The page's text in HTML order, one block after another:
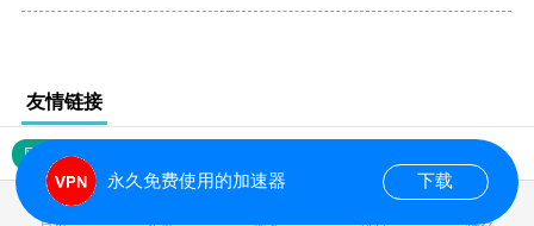
友情链接
网站地图
永久免费使用的加速器 下载